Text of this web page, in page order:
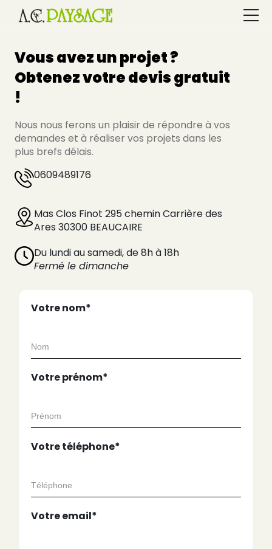
Vous avez un projet ?
Obtenez votre devis gratuit
!
Nous nous ferons un plaisir de répondre à vos
demandes et à réaliser vos projets dans les
plus brefs délais.
0609489176
Mas Clos Finot 295 chemin Carrière des
Ares 30300 BEAUCAIRE
Du lundi au samedi, de 8h à 18h
Fermé le dimanche
Votre nom*
Votre prénom*
Votre téléphone*
Votre email*
A propos
Obtenir un devis
Élément
de